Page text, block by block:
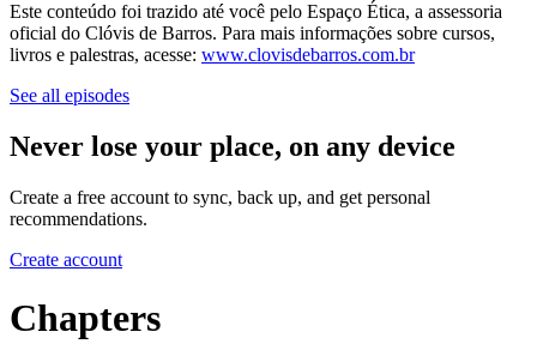
Este conteúdo foi trazido até você pelo Espaço Ética, a assessoria
oficial do Clóvis de Barros. Para mais informações sobre cursos,
livros e palestras, acesse: www.clovisdebarros.com.br
See all episodes
Never lose your place, on any device
Create a free account to sync, back up, and get personal
recommendations.
Create account
Chapters